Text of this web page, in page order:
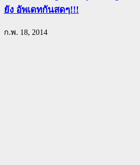
ยัง อัพเดทกันสดๆ!!!
ก.พ. 18, 2014